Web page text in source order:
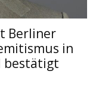
Berliner
in
bestätigt